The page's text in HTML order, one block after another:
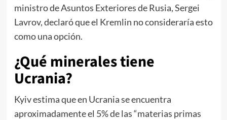
ministro de Asuntos Exteriores de Rusia, Sergei
Lavrov, declaró que el Kremlin no consideraría esto
como una opción.
¿Qué minerales tiene
Ucrania?
Kyiv estima que en Ucrania se encuentra
aproximadamente el 5% de las “materias primas